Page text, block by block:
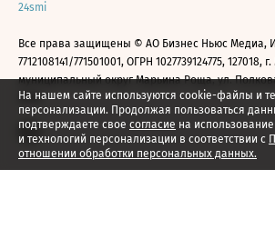
На нашем сайте используются cookie-файлы и
персонализации. Продолжая пользоваться
подтверждаете свое согласие на
и технологий персонализации в соответствии с
отношении обработки персональных данных.
24smi
Все права защищены © АО Бизнес Ньюс Медиа,
7712108141/771501001, ОГРН 1027739124775, 127018,
муниципальный округ Марьина Роща, ул.
2026